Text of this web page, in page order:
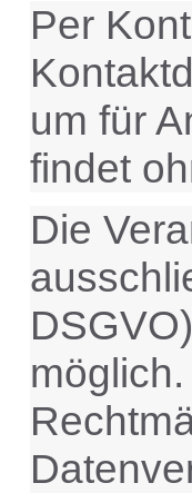
Per
um für
findet
Die